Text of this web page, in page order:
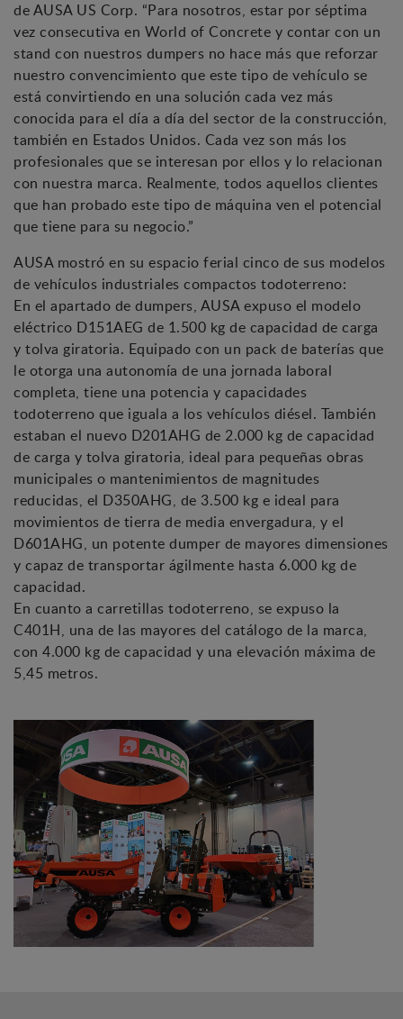
de AUSA US Corp. “Para nosotros, estar por séptima
vez consecutiva en World of Concrete y contar con un
stand con nuestros dumpers no hace más que reforzar
nuestro convencimiento que este tipo de vehículo se
está convirtiendo en una solución cada vez más
conocida para el día a día del sector de la construcción,
también en Estados Unidos. Cada vez son más los
profesionales que se interesan por ellos y lo relacionan
con nuestra marca. Realmente, todos aquellos clientes
que han probado este tipo de máquina ven el potencial
que tiene para su negocio.”
AUSA mostró en su espacio ferial cinco de sus modelos
de vehículos industriales compactos todoterreno:
En el apartado de dumpers, AUSA expuso el modelo
eléctrico D151AEG de 1.500 kg de capacidad de carga
y tolva giratoria. Equipado con un pack de baterías que
le otorga una autonomía de una jornada laboral
completa, tiene una potencia y capacidades
todoterreno que iguala a los vehículos diésel. También
estaban el nuevo D201AHG de 2.000 kg de capacidad
de carga y tolva giratoria, ideal para pequeñas obras
municipales o mantenimientos de magnitudes
reducidas, el D350AHG, de 3.500 kg e ideal para
movimientos de tierra de media envergadura, y el
D601AHG, un potente dumper de mayores dimensiones
y capaz de transportar ágilmente hasta 6.000 kg de
capacidad.
En cuanto a carretillas todoterreno, se expuso la
C401H, una de las mayores del catálogo de la marca,
con 4.000 kg de capacidad y una elevación máxima de
5,45 metros.